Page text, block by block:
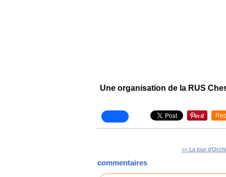
Une organisation de la RUS
<< La tour
commentaires